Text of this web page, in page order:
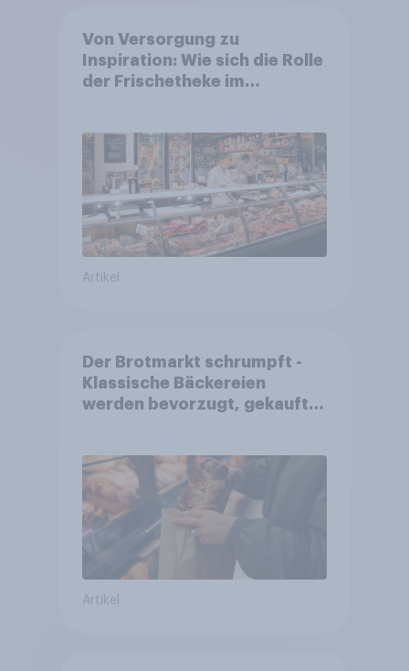
Von Versorgung zu
Inspiration: Wie sich die Rolle
der Frischetheke im
Artikel
Der Brotmarkt schrumpft -
Klassische Bäckereien
werden bevorzugt, gekauft
Artikel